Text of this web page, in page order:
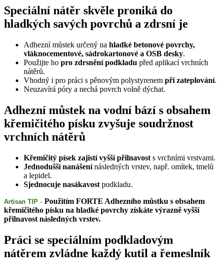
Speciální nátěr skvěle proniká do
hladkých savých povrchů a zdrsní je
Adhezní můstek určený na hladké betonové povrchy,
vláknocementové, sádrokartonové a OSB desky.
Použijte ho pro zdrsnění podkladu před aplikací vrchních
nátěrů.
Vhodný i pro práci s pěnovým polystyrenem při zateplování.
Neuzavírá póry a nechá povrch volně dýchat.
Adhezní můstek na vodní bází s obsahem
křemičitého písku zvyšuje soudržnost
vrchních nátěrů
Křemičitý písek zajistí vyšší přilnavost s vrchními vrstvami.
Jednodušší nanášenínásledných vrstev, např. omítek, tmelů
a lepidel.
Sjednocuje nasákavost podkladu.
Artisan TIP - Použitím FORTE Adhezního můstku s obsahem
křemičitého písku na hladké povrchy získáte výrazně vyšší
přilnavost následných vrstev.
Práci se speciálním podkladovým
nátěrem zvládne každý kutil a řemeslník